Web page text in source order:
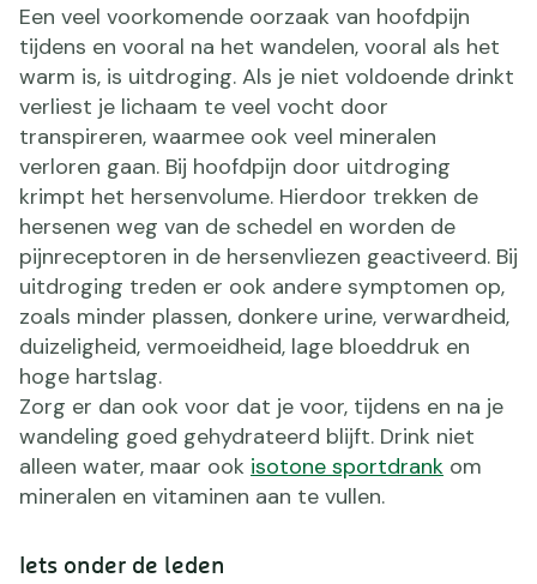
Een veel voorkomende oorzaak van hoofdpijn
tijdens en vooral na het wandelen, vooral als het
warm is, is uitdroging. Als je niet voldoende drinkt
verliest je lichaam te veel vocht door
transpireren, waarmee ook veel mineralen
verloren gaan. Bij hoofdpijn door uitdroging
krimpt het hersenvolume. Hierdoor trekken de
hersenen weg van de schedel en worden de
pijnreceptoren in de hersenvliezen geactiveerd. Bij
uitdroging treden er ook andere symptomen op,
zoals minder plassen, donkere urine, verwardheid,
duizeligheid, vermoeidheid, lage bloeddruk en
hoge hartslag.
Zorg er dan ook voor dat je voor, tijdens en na je
wandeling goed gehydrateerd blijft. Drink niet
alleen water, maar ook isotone sportdrank om
mineralen en vitaminen aan te vullen.
Iets onder de leden